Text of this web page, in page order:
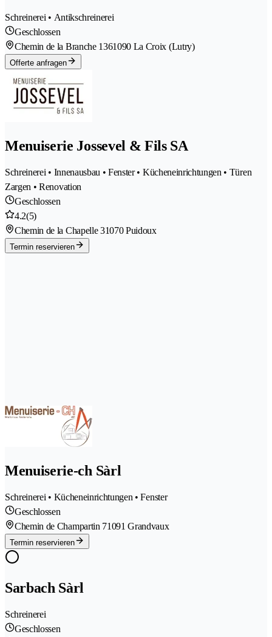
Schreinerei • Antikschreinerei
Geschlossen
Chemin de la Branche 1361090 La Croix (Lutry)
Offerte anfragen
Menuiserie Jossevel & Fils SA
Schreinerei • Innenausbau • Fenster • Kücheneinrichtungen • Türen
Zargen • Renovation
Geschlossen
4.2(5)
Chemin de la Chapelle 31070 Puidoux
Termin reservieren
Menuiserie-ch Sàrl
Schreinerei • Kücheneinrichtungen • Fenster
Geschlossen
Chemin de Champartin 71091 Grandvaux
Termin reservieren
Sarbach Sàrl
Schreinerei
Geschlossen